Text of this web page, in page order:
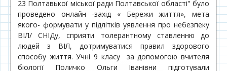
23 Полтавької міської ради Полтавської області" було
проведено онлайн -захід « Бережи життя», мета
якого- формувати у підлітків уявлення про небезпеку
ВІЛ/ СНІДу, сприяти толерантному ставленню до
людей з ВІЛ, дотримуватися правил здорового
способу життя. Учні 9 класу за допомогою вчителя
біології Поличко Ольги Іванівни підготували